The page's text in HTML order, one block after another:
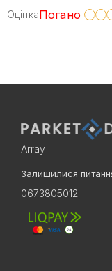
ОцінкаПогано
Array
Залишилися
0673805012